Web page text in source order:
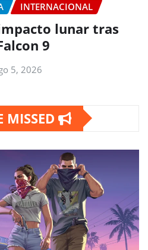
INTERNACIONAL
lunar tras
9
5, 2026
MISSED